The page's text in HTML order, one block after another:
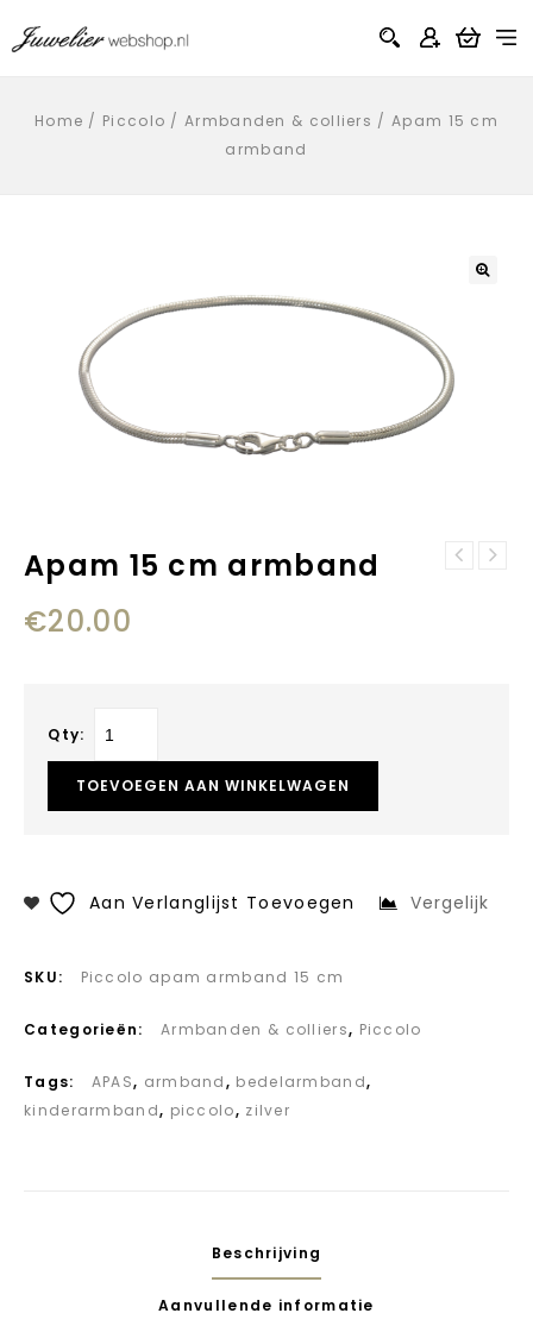
Home / Piccolo /Armbanden & colliers /Apam 15 cm
armband
Apam 15 cm armband
€20.00
Qty:
TOEVOEGEN AAN WINKELWAGEN
Aan Verlanglijst Toevoegen Vergelijk
SKU: Piccolo apam armband 15 cm
Categorieën: Armbanden & colliers, Piccolo
Tags: APAS, armband, bedelarmband,
kinderarmband, piccolo, zilver
Beschrijving
Aanvullende informatie